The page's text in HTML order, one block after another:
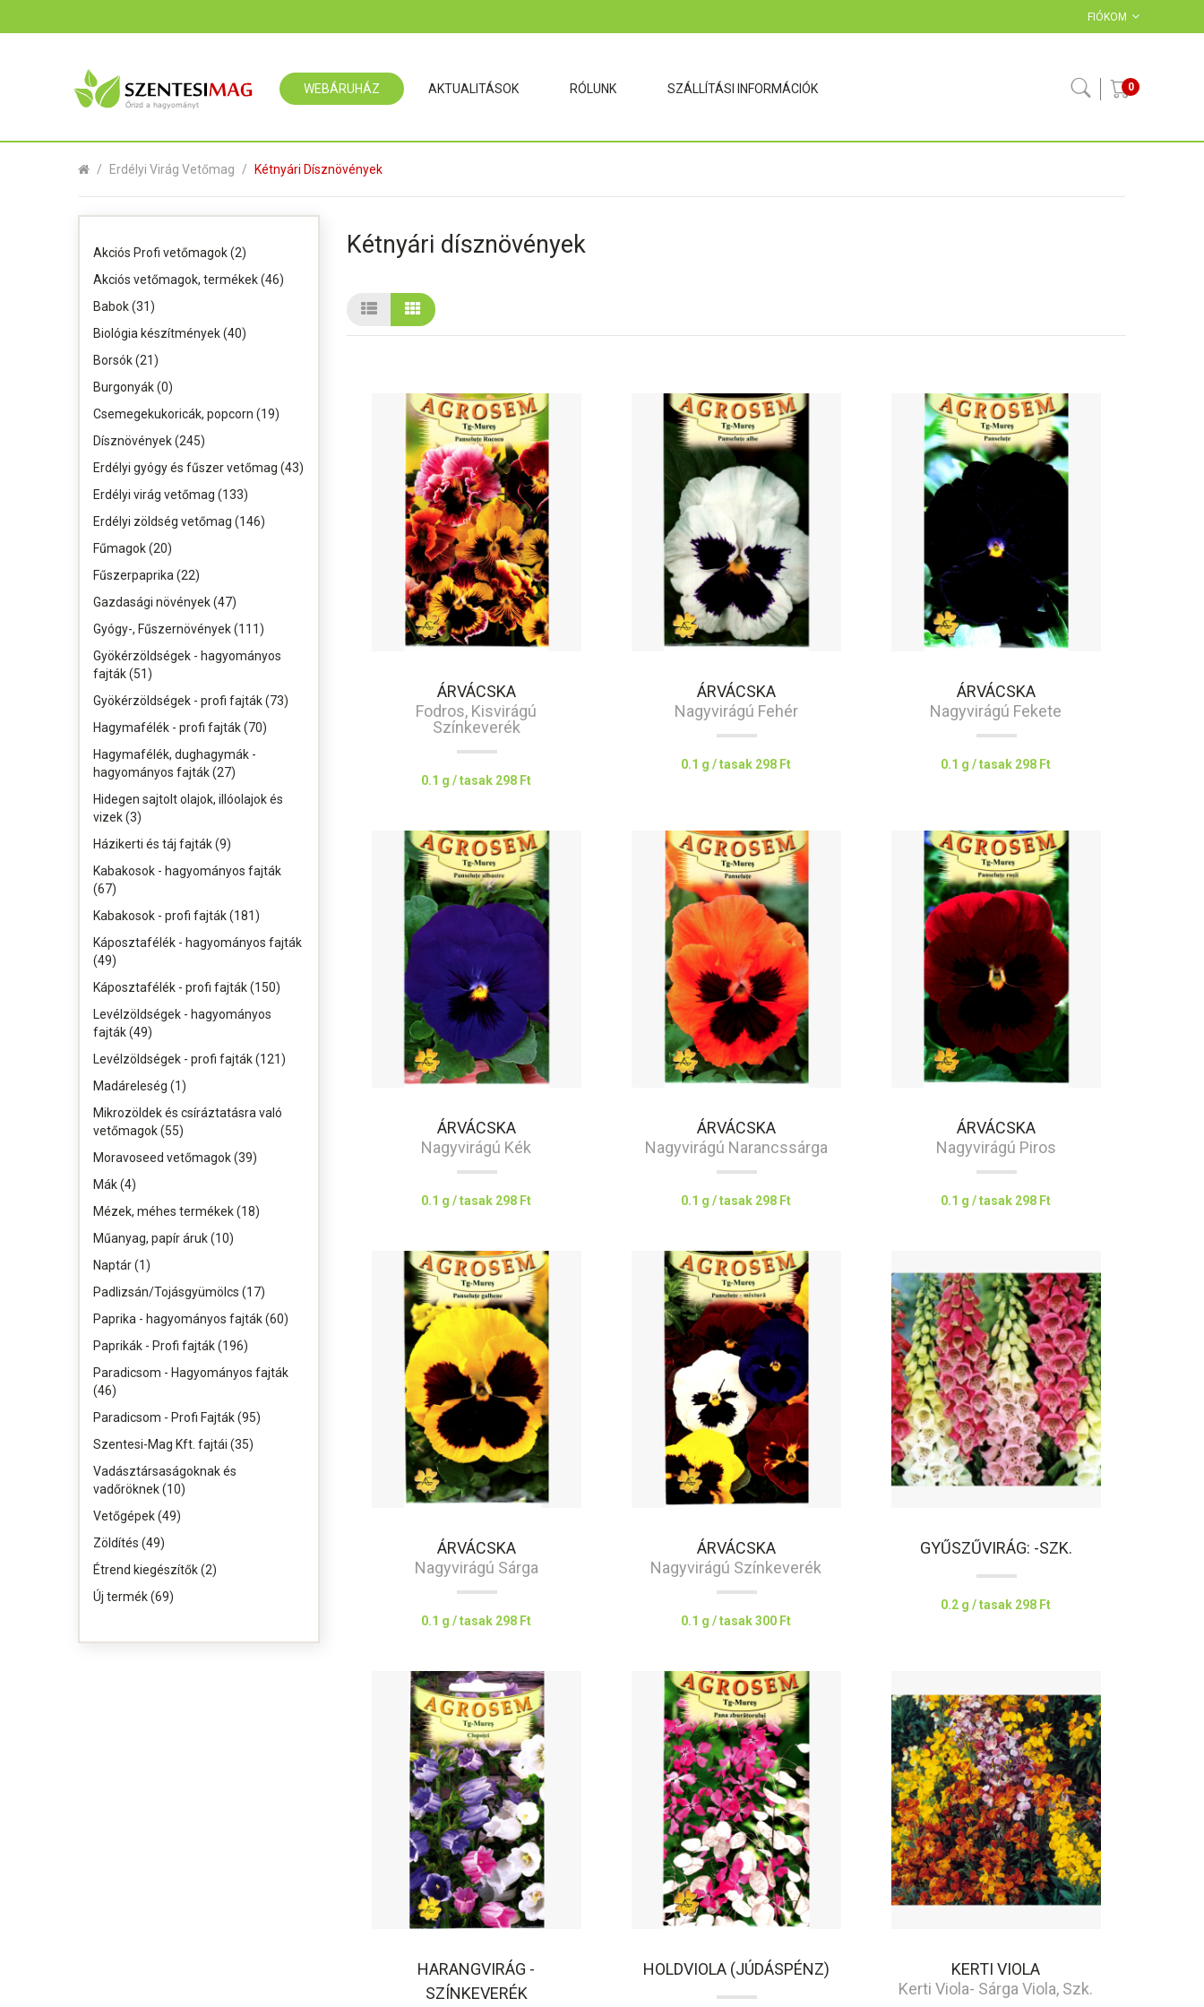
FIÓKOM
0
WEBÁRUHÁZ AKTUALITÁSOK RÓLUNK SZÁLLÍTÁSI INFORMÁCIÓK
Erdélyi Virág Vetőmag Kétnyári Dísznövények
Akciós Profi vetőmagok (2)
Akciós vetőmagok, termékek (46)
Babok (31)
Biológia készítmények (40)
Borsók (21)
Burgonyák (0)
Csemegekukoricák, popcorn (19)
Dísznövények (245)
Erdélyi gyógy és fűszer vetőmag (43)
Erdélyi virág vetőmag (133)
Erdélyi zöldség vetőmag (146)
Fűmagok (20)
Fűszerpaprika (22)
Gazdasági növények (47)
Gyógy-, Fűszernövények (111)
Gyökérzöldségek - hagyományos
fajták (51)
Gyökérzöldségek - profi fajták (73)
Hagymafélék - profi fajták (70)
Hagymafélék, dughagymák -
hagyományos fajták (27)
Hidegen sajtolt olajok, illóolajok és
vizek (3)
Házikerti és táj fajták (9)
Kabakosok - hagyományos fajták
(67)
Kabakosok - profi fajták (181)
Káposztafélék - hagyományos fajták
(49)
Káposztafélék - profi fajták (150)
Levélzöldségek - hagyományos
fajták (49)
Levélzöldségek - profi fajták (121)
Madáreleség (1)
Mikrozöldek és csíráztatásra való
vetőmagok (55)
Moravoseed vetőmagok (39)
Mák (4)
Mézek, méhes termékek (18)
Műanyag, papír áruk (10)
Naptár (1)
Padlizsán/Tojásgyümölcs (17)
Paprika - hagyományos fajták (60)
Paprikák - Profi fajták (196)
Paradicsom - Hagyományos fajták
(46)
Paradicsom - Profi Fajták (95)
Szentesi-Mag Kft. fajtái (35)
Vadásztársaságoknak és
vadőröknek (10)
Vetőgépek (49)
Zöldítés (49)
Étrend kiegészítők (2)
Új termék (69)
Kétnyári dísznövények
ÁRVÁCSKA
Fodros, Kisvirágú
Színkeverék
0.1 g / tasak 298 Ft
ÁRVÁCSKA
Nagyvirágú Fehér
0.1 g / tasak 298 Ft
ÁRVÁCSKA
Nagyvirágú Fekete
0.1 g / tasak 298 Ft
ÁRVÁCSKA
Nagyvirágú Kék
0.1 g / tasak 298 Ft
ÁRVÁCSKA
Nagyvirágú Narancssárga
0.1 g / tasak 298 Ft
ÁRVÁCSKA
Nagyvirágú Piros
0.1 g / tasak 298 Ft
ÁRVÁCSKA
Nagyvirágú Sárga
0.1 g / tasak 298 Ft
ÁRVÁCSKA
Nagyvirágú Színkeverék
0.1 g / tasak300 Ft
GYŰSZŰVIRÁG: -SZK.
0.2 g / tasak 298 Ft
HARANGVIRÁG -
SZÍNKEVERÉK
HOLDVIOLA (JÚDÁSPÉNZ)
KERTI VIOLA
Kerti Viola- Sárga Viola, Szk.